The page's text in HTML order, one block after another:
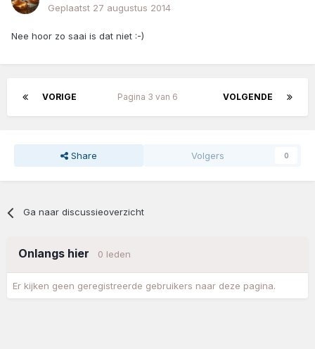
Geplaatst 27 augustus 2014
Nee hoor zo saai is dat niet :-)
VORIGE VOLGENDE
Pagina 3 van 6
Share Volgers 0
Ga naar discussieoverzicht
Onlangs hier 0 leden
Er kijken geen geregistreerde gebruikers naar deze pagina.